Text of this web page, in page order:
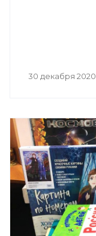
30 декабря 2020